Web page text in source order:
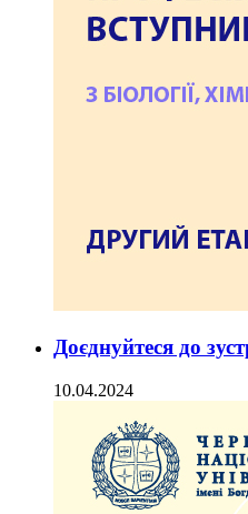
Доєднуйтеся до
10.04.2024